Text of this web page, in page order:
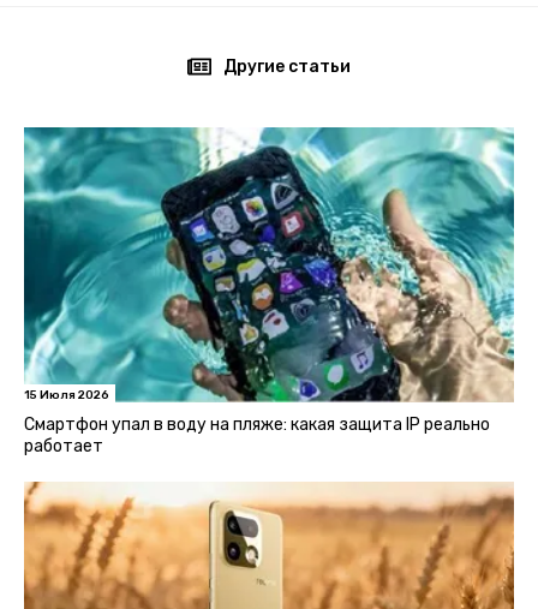
Другие статьи
15 Июля 2026
Смартфон упал в воду на пляже: какая защита IP реально
работает